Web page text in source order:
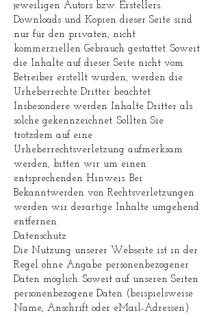
jeweiligen Autors bzw. Erstellers.
Downloads und Kopien dieser Seite sind
nur für den privaten, nicht
kommerziellen Gebrauch gestattet. Soweit
die Inhalte auf dieser Seite nicht vom
Betreiber erstellt wurden, werden die
Urheberrechte Dritter beachtet.
Insbesondere werden Inhalte Dritter als
solche gekennzeichnet. Sollten Sie
trotzdem auf eine
Urheberrechtsverletzung aufmerksam
werden, bitten wir um einen
entsprechenden Hinweis. Bei
Bekanntwerden von Rechtsverletzungen
werden wir derartige Inhalte umgehend
entfernen.
Datenschutz
Die Nutzung unserer Webseite ist in der
Regel ohne Angabe personenbezogener
Daten möglich. Soweit auf unseren Seiten
personenbezogene Daten (beispielsweise
Name, Anschrift oder eMail-Adressen)